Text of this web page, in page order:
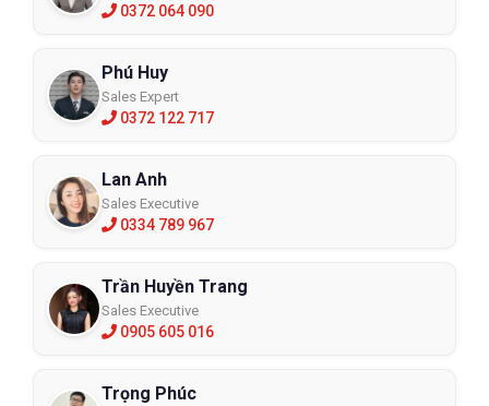
0372 064 090
Phú Huy
Sales Expert
0372 122 717
Lan Anh
Sales Executive
0334 789 967
Trần Huyền Trang
Sales Executive
0905 605 016
Trọng Phúc